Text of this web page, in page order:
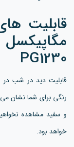
قابلیت
PG1230
رنگی برای شما نشان می
و سفید مشاهده
خواهد بود.